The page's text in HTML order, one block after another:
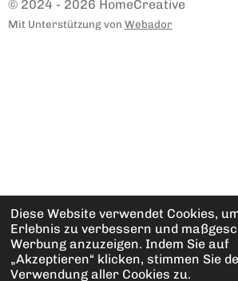
Diese Website verwendet Cookies,
Erlebnis zu verbessern und
Werbung anzuzeigen. Indem Sie auf
„Akzeptieren“ klicken, stimmen Sie
Verwendung aller Cookies zu.
t
© 2024 - 2026 HomeCreative
Mit Unterstützung von Webador